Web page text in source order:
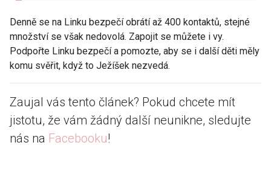
Denně se na Linku bezpečí obrátí až 400 kontaktů, stejné
množství se však nedovolá. Zapojit se můžete i vy.
Podpořte Linku bezpečí a pomozte, aby se i další děti měly
komu svěřit, když to Ježíšek nezvedá.
Zaujal vás tento článek? Pokud chcete mít
jistotu, že vám žádný další neunikne, sledujte
nás na Facebooku!